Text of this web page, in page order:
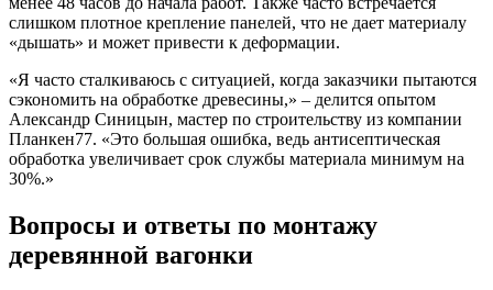
слишком плотное крепление панелей, что не дает материалу
«дышать» и может привести к деформации.
«Я часто сталкиваюсь с ситуацией, когда заказчики пытаются
сэкономить на обработке древесины,» – делится опытом
Александр Синицын, мастер по строительству из компании
Планкен77. «Это большая ошибка, ведь антисептическая
обработка увеличивает срок службы материала минимум на
30%.»
Вопросы и ответы по монтажу
деревянной вагонки